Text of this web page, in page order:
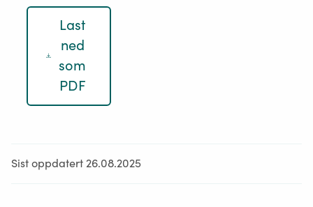
Last
ned
som
PDF
Sist oppdatert 26.08.2025